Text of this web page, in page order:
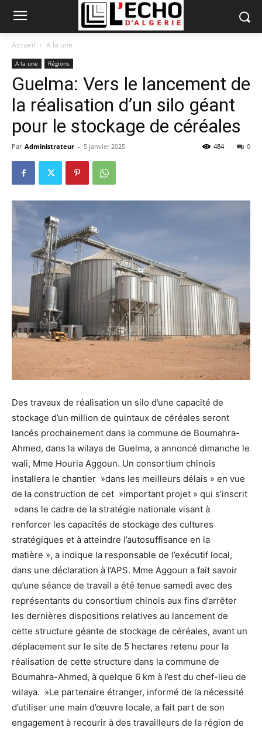
Accueil A la une
A la une Régions
Guelma: Vers le lancement de
la réalisation d’un silo géant
pour le stockage de céréales
Par Administrateur - 5 janvier 2025 0
484
Des travaux de réalisation un silo d’une capacité de
stockage d’un million de quintaux de céréales seront
lancés prochainement dans la commune de Boumahra-
Ahmed, dans la wilaya de Guelma, a annoncé dimanche le
wali, Mme Houria Aggoun. Un consortium chinois
installera le chantier »dans les meilleurs délais » en vue
de la construction de cet »important projet » qui s’inscrit
»dans le cadre de la stratégie nationale visant à
renforcer les capacités de stockage des cultures
stratégiques et à atteindre l’autosuffisance en la
matière », a indique la responsable de l’exécutif local,
dans une déclaration à l’APS. Mme Aggoun a fait savoir
qu’une séance de travail a été tenue samedi avec des
représentants du consortium chinois aux fins d’arrêter
les dernières dispositions relatives au lancement de
cette structure géante de stockage de céréales, avant un
déplacement sur le site de 5 hectares retenu pour la
réalisation de cette structure dans la commune de
Boumahra-Ahmed, à quelque 6 km à l’est du chef-lieu de
wilaya. »Le partenaire étranger, informé de la nécessité
d’utiliser une main d’œuvre locale, a fait part de son
engagement à recourir à des travailleurs de la région de